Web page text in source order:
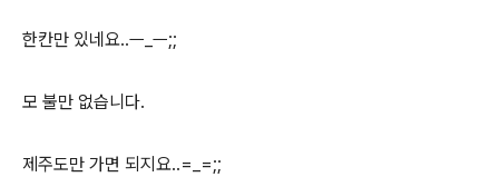
한칸만 있네요..ㅡ_ㅡ;;
모 불만 없습니다.
제주도만 가면 되지요..=_=;;